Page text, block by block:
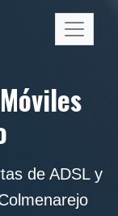
de ADSL y